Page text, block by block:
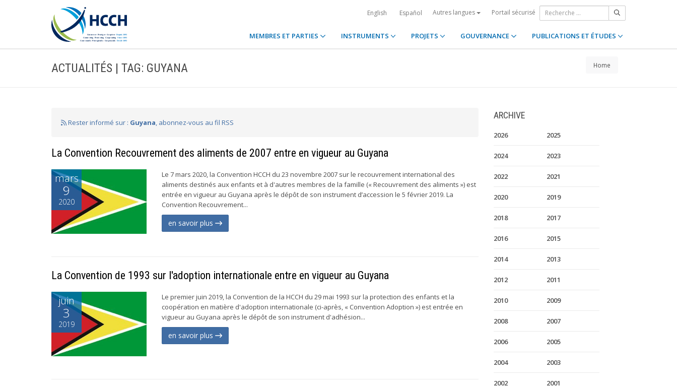
English Español Autres langues Portail sécurisé
MEMBRES ET PARTIES INSTRUMENTS PROJETS GOUVERNANCE PUBLICATIONS ET ÉTUDES
ACTUALITÉS | TAG: GUYANA Home
Rester informé sur : Guyana, abonnez-vous au fil RSS
La Convention Recouvrement des aliments de 2007 entre en vigueur au Guyana
mars
9
2020
Le 7 mars 2020, la Convention HCCH du 23 novembre 2007 sur le recouvrement international des
aliments destinés aux enfants et à d'autres membres de la famille (« Recouvrement des aliments ») est
entrée en vigueur au Guyana après le dépôt de son instrument d’accession le 5 février 2019. La
Convention Recouvrement...
en savoir plus
La Convention de 1993 sur l'adoption internationale entre en vigueur au Guyana
juin
3
2019
Le premier juin 2019, la Convention de la HCCH du 29 mai 1993 sur la protection des enfants et la
coopération en matière d'adoption internationale (ci-après, « Convention Adoption ») est entrée en
vigueur au Guyana après le dépôt de son instrument d'adhésion...
en savoir plus
ARCHIVE
2026 2025
2024 2023
2022 2021
2020 2019
2018 2017
2016 2015
2014 2013
2012 2011
2010 2009
2008 2007
2006 2005
2004 2003
2002 2001